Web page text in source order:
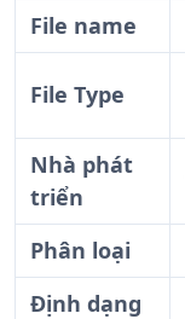
File name
File Type
Nhà phát
triển
Phân loại
Định dạng